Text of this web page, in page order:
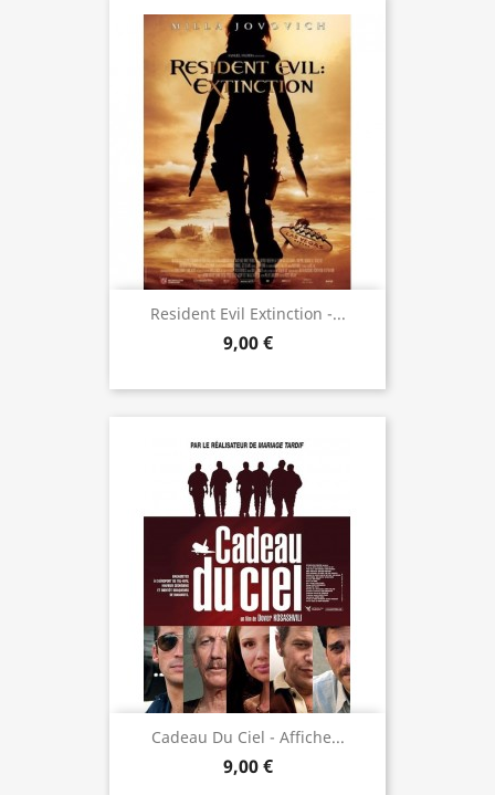
Resident Evil Extinction -...
9,00 €
Cadeau Du Ciel - Affiche...
9,00 €